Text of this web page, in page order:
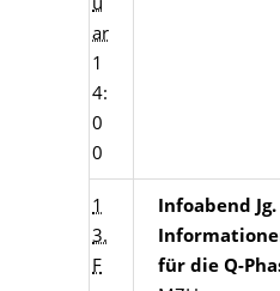
ar
1
4:
0
0
1
3.
F
Infoabend Jg.
für die Q-